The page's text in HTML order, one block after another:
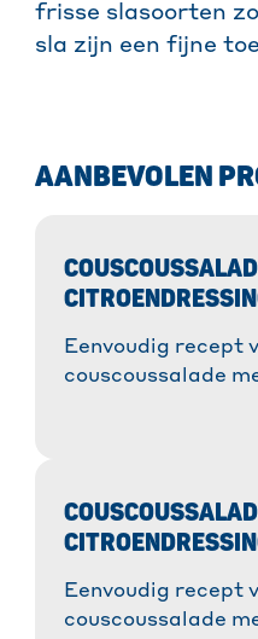
frisse slasoorten
sla zijn een fijne
AANBEVOLEN
Eenvoudig recept
couscoussalade
Eenvoudig recept
couscoussalade